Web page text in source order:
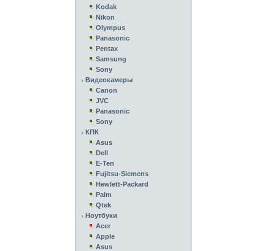
Kodak
Nikon
Olympus
Panasonic
Pentax
Samsung
Sony
Видеокамеры
Canon
JVC
Panasonic
Sony
КПК
Asus
Dell
E-Ten
Fujitsu-Siemens
Hewlett-Packard
Palm
Qtek
Ноутбуки
Acer
Apple
Asus